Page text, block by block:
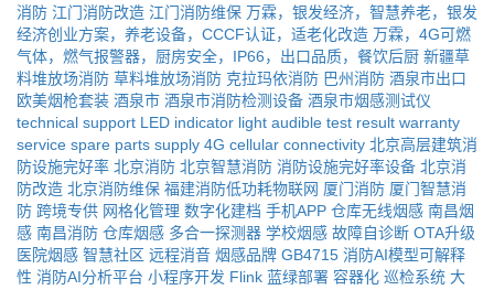
消防 江门消防改造 江门消防维保 万霖，银发经济，智慧养老，银发
经济创业方案，养老设备，CCCF认证，适老化改造 万霖，4G可燃
气体，燃气报警器，厨房安全，IP66，出口品质，餐饮后厨 新疆草
料堆放场消防 草料堆放场消防 克拉玛依消防 巴州消防 酒泉市出口
欧美烟枪套装 酒泉市 酒泉市消防检测设备 酒泉市烟感测试仪
technical support LED indicator light audible test result warranty
service spare parts supply 4G cellular connectivity 北京高层建筑消
防设施完好率 北京消防 北京智慧消防 消防设施完好率设备 北京消
防改造 北京消防维保 福建消防低功耗物联网 厦门消防 厦门智慧消
防 跨境专供 网格化管理 数字化建档 手机APP 仓库无线烟感 南昌烟
感 南昌消防 仓库烟感 多合一探测器 学校烟感 故障自诊断 OTA升级
医院烟感 智慧社区 远程消音 烟感品牌 GB4715 消防AI模型可解释
性 消防AI分析平台 小程序开发 Flink 蓝绿部署 容器化 巡检系统 大